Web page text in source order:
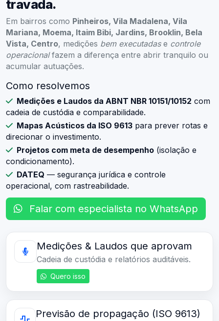
travada.
Em bairros como Pinheiros, Vila Madalena, Vila
Mariana, Moema, Itaim Bibi, Jardins, Brooklin, Bela
Vista, Centro, medições bem executadase controle
operacionalfazem a diferença entre abrir tranquilo ou
acumular autuações.
Como resolvemos
Medições e Laudos da ABNT NBR 10151/10152 com
cadeia de custódia e comparabilidade.
Mapas Acústicos da ISO 9613 para prever rotas e
direcionar o investimento.
Projetos com meta de desempenho (isolação e
condicionamento).
DATEQ — segurança jurídica e controle
operacional, com rastreabilidade.
Falar com especialista no WhatsApp
Medições & Laudos que aprovam
Cadeia de custódia e relatórios auditáveis.
Quero isso
Previsão de propagação (ISO 9613)